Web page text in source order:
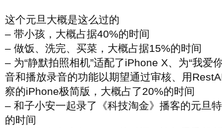
这个元旦大概是这么过的
– 带小孩，大概占据40%的时间
– 做饭、洗完、买菜，大概占据15%的时间
– 为“静默拍照相机”适配了iPhone X、为“我爱
音和播放录音的功能以期望通过审核、用
察的iPhone极简版，大概占了20%的时间
– 和子小安一起录了《科技淘金》播客的元旦
的时间